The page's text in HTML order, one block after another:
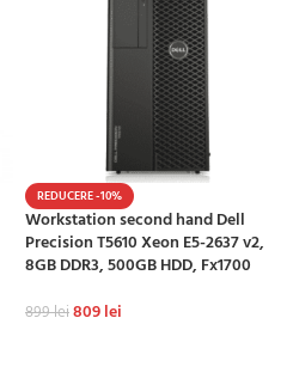
REDUCERE -10%
Workstation second hand Dell
Precision T5610 Xeon E5-2637 v2,
8GB DDR3, 500GB HDD, Fx1700
899lei809lei